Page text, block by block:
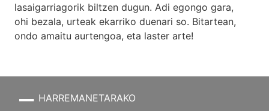
lasaigarriagorik biltzen dugun. Adi egongo gara,
ohi bezala, urteak ekarriko duenari so. Bitartean,
ondo amaitu aurtengoa, eta laster arte!
HARREMANETARAKO